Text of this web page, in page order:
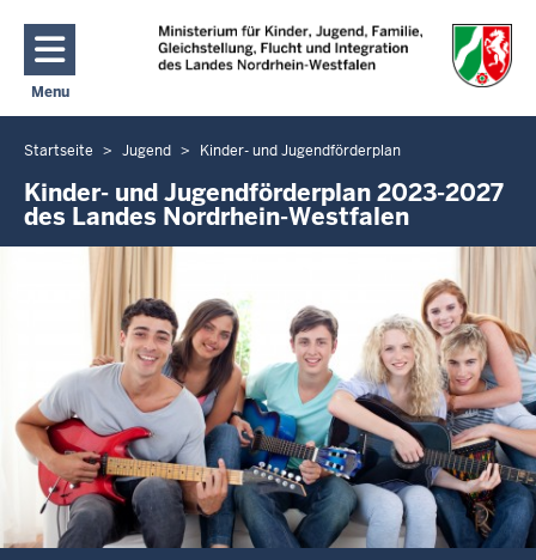
Direkt zum Inhalt
Menu
Navigation aktivieren/deaktivieren: Hauptmenü
Sie
befinden
sich
hier
Startseite Jugend Kinder- und Jugendförderplan
Kinder- und Jugendförderplan 2023-2027
des Landes Nordrhein-Westfalen